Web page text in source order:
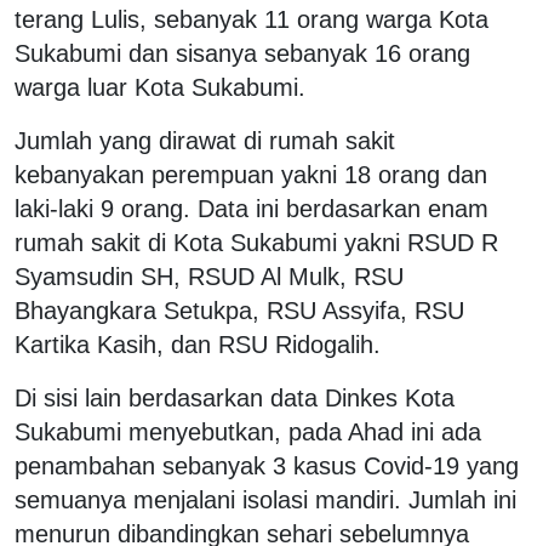
terang Lulis, sebanyak 11 orang warga Kota
Sukabumi dan sisanya sebanyak 16 orang
warga luar Kota Sukabumi.
Jumlah yang dirawat di rumah sakit
kebanyakan perempuan yakni 18 orang dan
laki-laki 9 orang. Data ini berdasarkan enam
rumah sakit di Kota Sukabumi yakni RSUD R
Syamsudin SH, RSUD Al Mulk, RSU
Bhayangkara Setukpa, RSU Assyifa, RSU
Kartika Kasih, dan RSU Ridogalih.
Di sisi lain berdasarkan data Dinkes Kota
Sukabumi menyebutkan, pada Ahad ini ada
penambahan sebanyak 3 kasus Covid-19 yang
semuanya menjalani isolasi mandiri. Jumlah ini
menurun dibandingkan sehari sebelumnya